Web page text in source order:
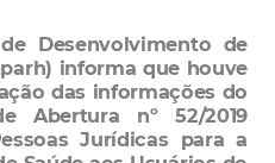
Desenvolvimento de
informa que houve
das informações do
Abertura nº 52/2019
Jurídicas para a